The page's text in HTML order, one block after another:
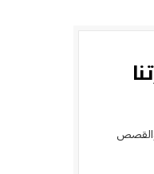
والقصص